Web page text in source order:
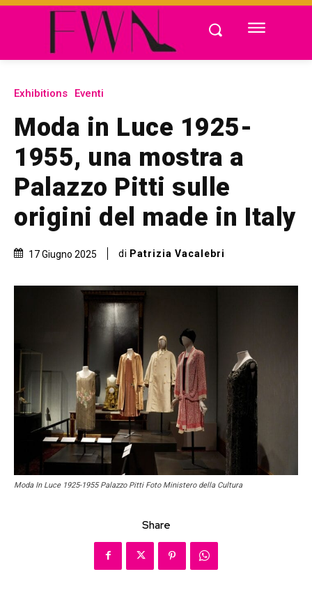
Exhibitions Eventi
Moda in Luce 1925-
1955, una mostra a
Palazzo Pitti sulle
origini del made in Italy
17 Giugno 2025 di Patrizia Vacalebri
Moda In Luce 1925-1955 Palazzo Pitti Foto Ministero della Cultura
Share